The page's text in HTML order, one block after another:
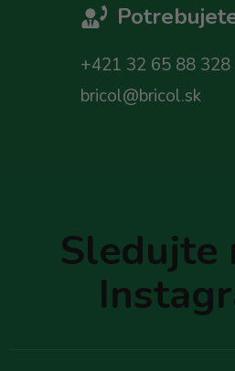
+421 32 65 88 328
bricol@bricol.sk
Sledujte